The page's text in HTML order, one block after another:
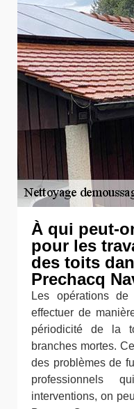
À qui peut-
pour les
des toits
Prechacq
Les opérations
effectuer de
périodicité de la
branches mortes.
des problèmes de
professionnels
interventions, on